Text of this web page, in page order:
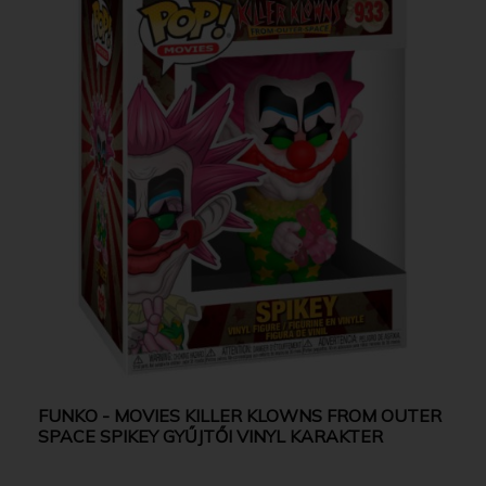
FUNKO - MOVIES KILLER KLOWNS FROM OUTER
SPACE SPIKEY GYŰJTŐI VINYL KARAKTER